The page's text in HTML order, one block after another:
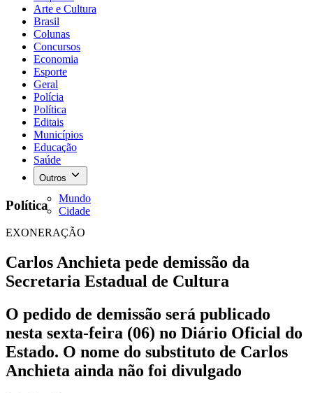
Arte e Cultura
Brasil
Colunas
Concursos
Economia
Esporte
Geral
Polícia
Política
Editais
Municípios
Educação
Saúde
Outros
Mundo
Cidade
Política
EXONERAÇÃO
Carlos Anchieta pede demissão da
Secretaria Estadual de Cultura
O pedido de demissão será publicado
nesta sexta-feira (06) no Diário Oficial do
Estado. O nome do substituto de Carlos
Anchieta ainda não foi divulgado